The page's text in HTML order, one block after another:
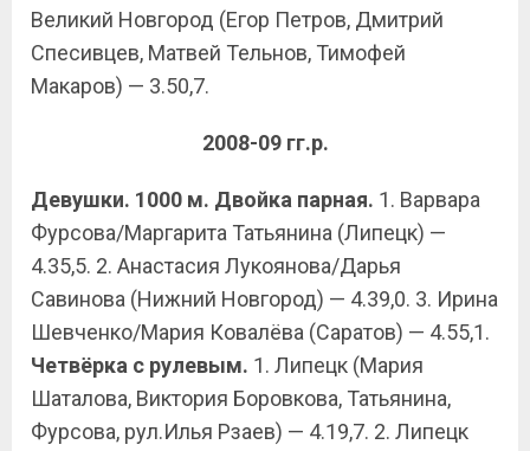
Великий Новгород (Егор Петров, Дмитрий
Спесивцев, Матвей Тельнов, Тимофей
Макаров) — 3.50,7.
2008-09 гг.р.
Девушки. 1000 м. Двойка парная. 1. Варвара
Фурсова/Маргарита Татьянина (Липецк) —
4.35,5. 2. Анастасия Лукоянова/Дарья
Савинова (Нижний Новгород) — 4.39,0. 3. Ирина
Шевченко/Мария Ковалёва (Саратов) — 4.55,1.
Четвёрка с рулевым. 1. Липецк (Мария
Шаталова, Виктория Боровкова, Татьянина,
Фурсова, рул.Илья Рзаев) — 4.19,7. 2. Липецк